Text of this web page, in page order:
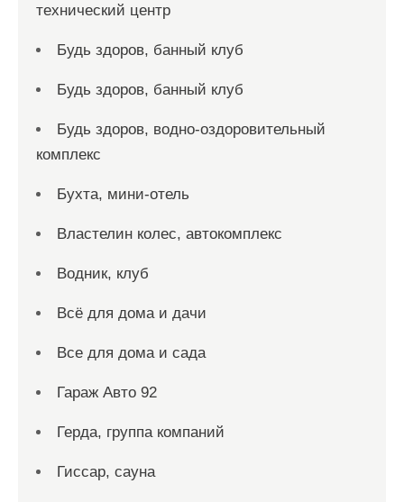
технический центр
Будь здоров, банный клуб
Будь здоров, банный клуб
Будь здоров, водно-оздоровительный
комплекс
Бухта, мини-отель
Властелин колес, автокомплекс
Водник, клуб
Всё для дома и дачи
Все для дома и сада
Гараж Авто 92
Герда, группа компаний
Гиссар, сауна